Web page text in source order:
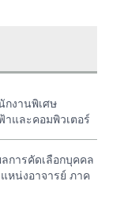
กงานพิเศษ
และคอมพิวเตอร์
การคัดเลือกบุคคล
หน่งอาจารย์ ภาค